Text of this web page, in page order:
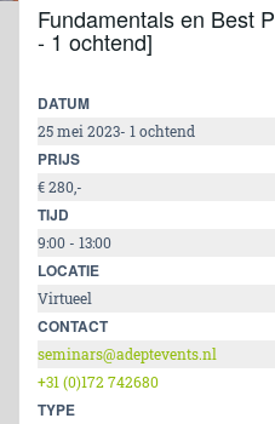
Fundamentals en Best
- 1 ochtend]
DATUM
25 mei 2023- 1 ochtend
PRIJS
€ 280,-
TIJD
9:00 - 13:00
LOCATIE
Virtueel
CONTACT
seminars@adeptevents.nl
+31 (0)172 742680
TYPE